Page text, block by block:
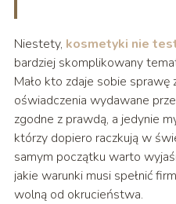
Niestety, kosmetyki nie
bardziej skomplikowany
Mało kto zdaje sobie sprawę
oświadczenia wydawane
zgodne z prawdą, a jedynie
którzy dopiero raczkują w
samym początku warto
jakie warunki musi spełnić
wolną od okrucieństwa.